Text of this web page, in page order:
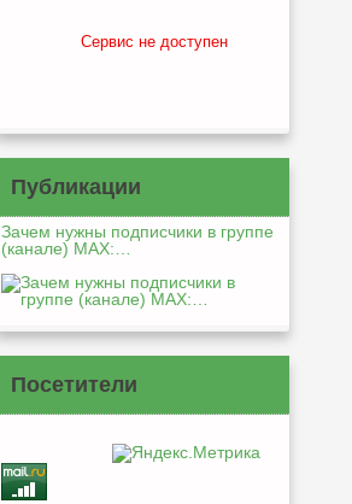
Сервис не доступен
Публикации
Зачем нужны подписчики в группе
(канале) MAX:…
Посетители